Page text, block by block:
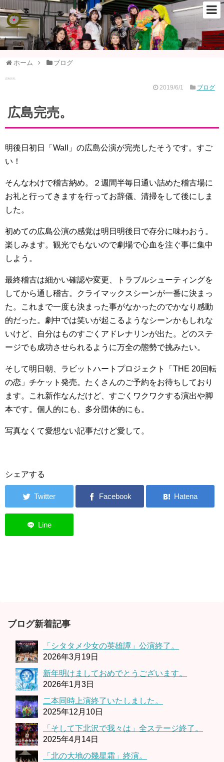
ホーム ブログ
広島完売。
2019/6/1 ブログ
広島完売。
明後日初日「Wall」の広島公演が完売したそうです。すご
い！
そんなわけで稽古納め。２週間半毎日通い詰めた稽古場に
お礼と行ってきますを行ってお辞儀、清掃をして後にしま
した。
初めての広島公演の感覚は明日明後日で存分に味わおう。
楽しみます。観光でもないので劇場で心血を注ぐ事に集中
しよう。
最終稽古は細かい確認や変更、トラブルシューティングを
してから通し稽古。クライマックスシーンが一番に決まっ
た。これまで一度も決まった事がなかったのでかなり感動
的だった。劇中では笑いが起こるようなシーンかもしれな
いけど、自分はものすごくアドレナリンが出た。どのステ
ージでも成功させられるように万全の態勢で挑みたい。
そして明日朝、ラビットハートプロジェクト「THE 20回転
の恋」チケット発売。たくさんのご予約をお待ちしており
ます。これ新作なんだけど、すごくワクワクする演出や脚
本です。個人的にも、多分団体的にも。
写真なくて愛想ない記事だけど愛して。
シェアする
ブログ新着記事
「シタタメ少女の英雄譚」公演終了。
2026年3月19日
新年明けましておめでとうございます。
2026年1月3日
二本同時上演終了いたしました。
2025年12月10日
「そして下北沢で我々は」全ステージ終了。
2025年4月14日
「北の大地の幾星霜」終演。